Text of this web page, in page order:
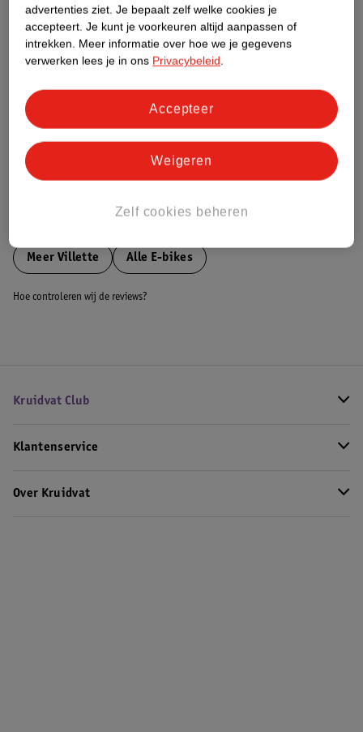
Nature Impact Score
Dit product heeft (nog) geen Nature
Bestel & Bezorginformatie
Meer Villette Alle E-bikes
Hoe controleren wij de reviews?
Kruidvat Club
Klantenservice
Over Kruidvat
advertenties ziet. Je bepaalt zelf welke cookies je
accepteert. Je kunt je voorkeuren altijd aanpassen of
intrekken. Meer informatie over hoe we je gegevens
verwerken lees je in ons Privacybeleid.
Zelf cookies beheren
Weigeren
Accepteer